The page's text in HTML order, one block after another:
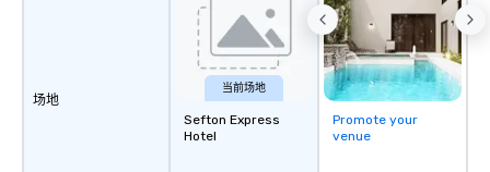
true stars of the evening. ***
Captivate, Connect, and Energize Your
just about tricks—it’s about creating
memorable connections through
laughter and amazement. Our
场地
当前场地
Sefton Express
Hotel
Promote your
venue